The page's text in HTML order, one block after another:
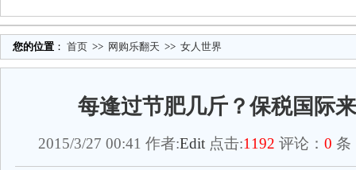
您的位置 ： 首页 >> 网购乐翻天 >> 女人世界
每逢过节肥几斤？保税国际
2015/3/27 00:41 作者:Edit 点击:1192 评论： 0 条